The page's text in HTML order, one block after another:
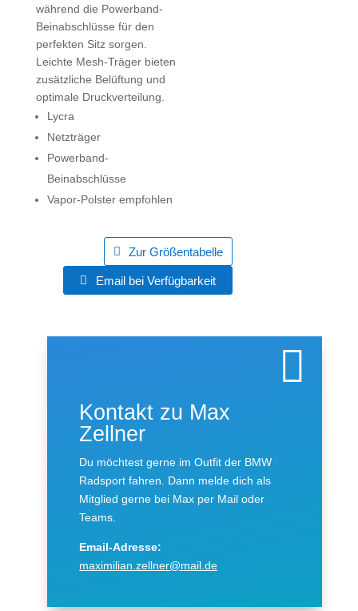
während die Powerband-
Beinabschlüsse für den
perfekten Sitz sorgen.
Leichte Mesh-Träger bieten
zusätzliche Belüftung und
optimale Druckverteilung.
Lycra
Netzträger
Powerband-
Beinabschlüsse
Vapor-Polster empfohlen
Zur Größentabelle
Email bei Verfügbarkeit

Kontakt zu Max
Zellner
Du möchtest gerne im Outfit der BMW
Radsport fahren. Dann melde dich als
Mitglied gerne bei Max per Mail oder
Teams.
Email-Adresse:
maximilian.zellner@mail.de